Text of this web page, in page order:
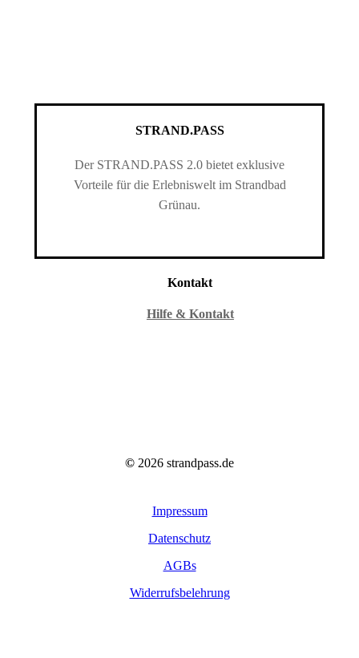
STRAND.PASS
Der STRAND.PASS 2.0 bietet exklusive
Vorteile für die Erlebniswelt im Strandbad
Grünau.
Kontakt
Hilfe & Kontakt
© 2026 strandpass.de
Impressum
Datenschutz
AGBs
Widerrufsbelehrung